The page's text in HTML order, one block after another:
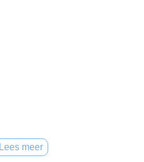
Lees meer